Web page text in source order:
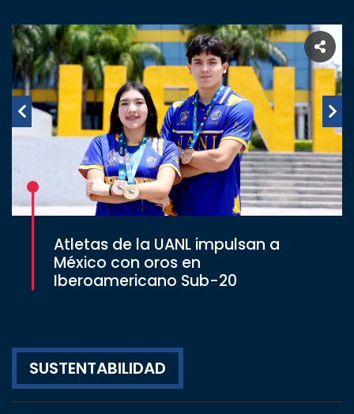
Atletas de la UANL impulsan a
México con oros en
Iberoamericano Sub-20
SUSTENTABILIDAD